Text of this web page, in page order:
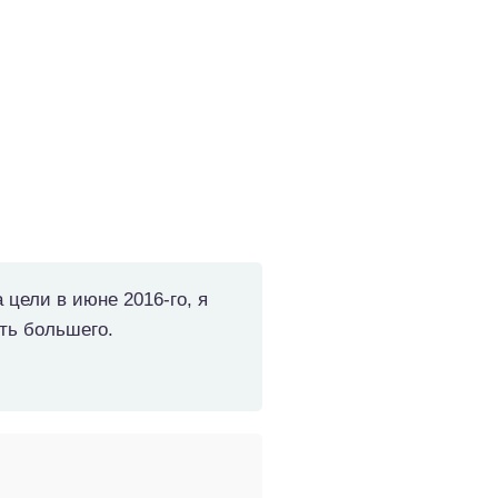
цели в июне 2016-го, я
большего.